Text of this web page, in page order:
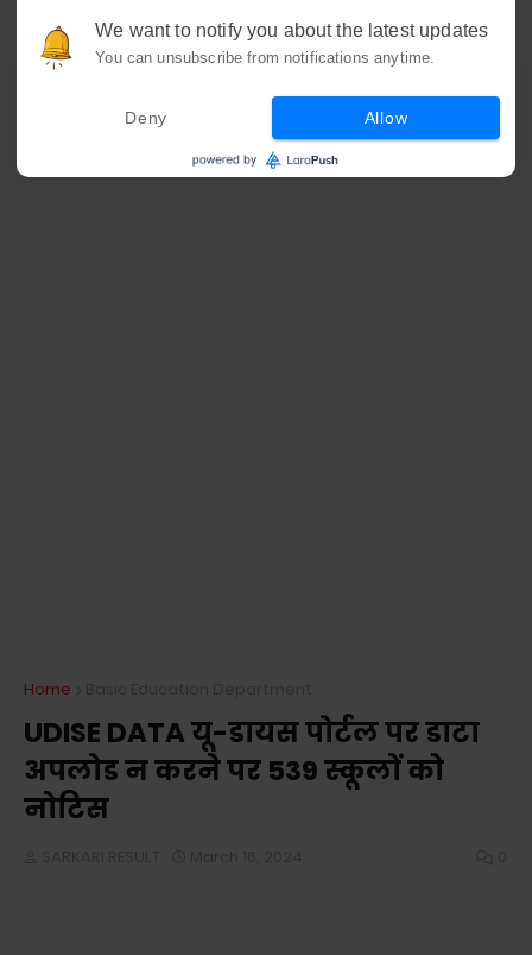
Home
UDISE DATA यू-डायस पाेर्टल पर डाटा
अपलोड न करने पर 539 स्कूलों को
नोटिस
We want to notify you about the latest updates
You can unsubscribe from notifications anytime.
Deny Allow